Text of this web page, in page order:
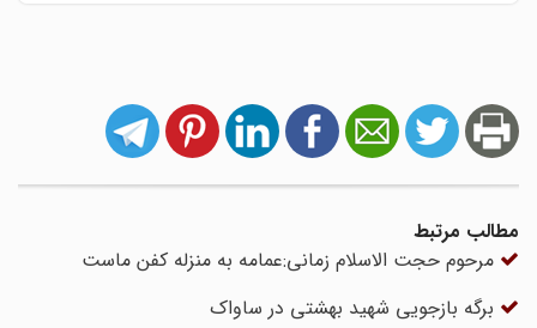
مطالب مرتبط
مرحوم حجت الاسلام زمانی:عمامه به منزله کفن ماست
برگه بازجویی شهید بهشتی در ساواک